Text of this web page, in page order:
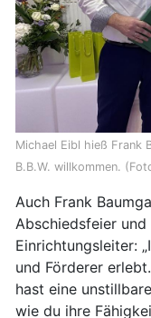
Michael Eibl hieß Frank
B.B.W. willkommen.
Auch Frank
Abschiedsfeier
Einrichtungsleiter:
und Förderer
hast eine
wie du ihre